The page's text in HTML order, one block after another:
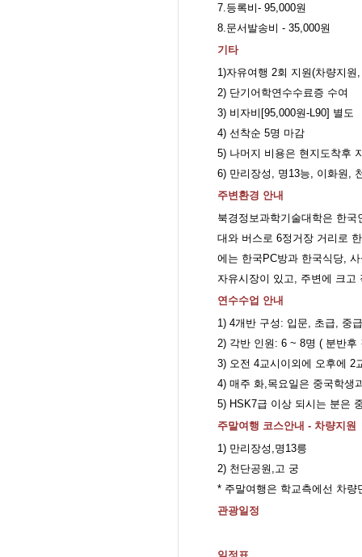
7. 등록비- 95,000원
8.문서발송비 - 35,000원
기타
1)자유여행 2회 지원(차량지원
2) 단기어학연수수료증 수여
3) 비자비 [95,000원-L90] 별도
4) 선착순 5명 마감
5) 나머지 비용은 현지도착후
6) 만리장성, 명13능, 이화원,
주변환경 안내
북경정보과학기술대학은 한
대와 버스로 6정거장 거리로
에는 한국PC방과 한국식당,
자유시장이 있고, 주변에 크고
연수수업 안내
1) 4개반 구성: 입문, 초급, 중
2) 각반 인원: 6 ~ 8명 ( 분반
3) 오전 4교시이외에 오후에 2
4) 매주 화,목요일은 중국학생
5) HSK7급 이상 되시는 분은
주말여행 코스안내 - 차량지원
1) 만리장성,명13릉
2) 천단공원,고 궁
* 주말여행은 학교측에선 차
관광일정